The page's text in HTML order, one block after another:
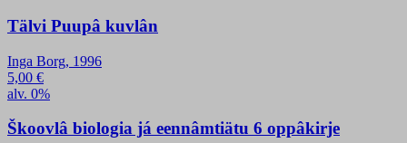
Tälvi Puupâ kuvlân
Inga Borg, 1996
5,00 €
alv. 0%
Škoovlâ biologia já eennâmtiätu 6 oppâkirje